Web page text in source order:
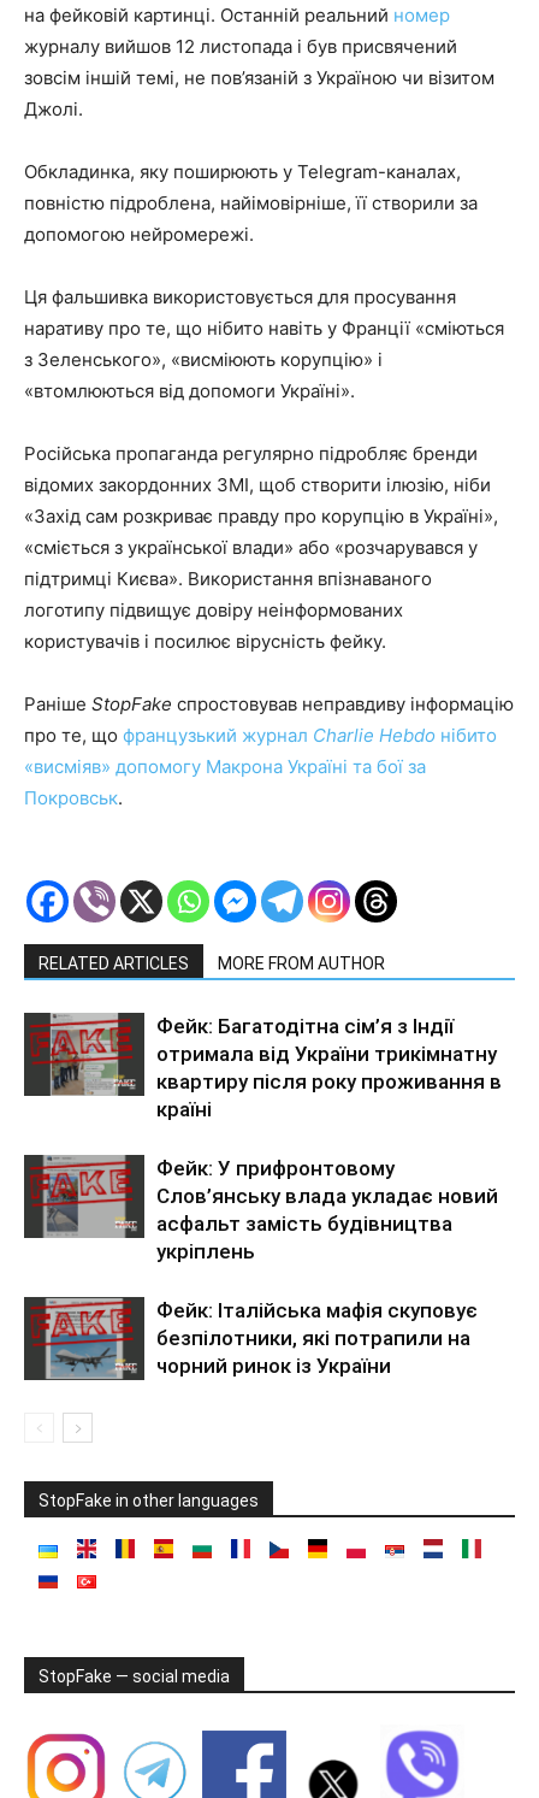
на фейковій картинці. Останній реальний номер
журналу вийшов 12 листопада і був присвячений
зовсім іншій темі, не пов’язаній з Україною чи візитом
Джолі.
Обкладинка, яку поширюють у Telegram-каналах,
повністю підроблена, найімовірніше, її створили за
допомогою нейромережі.
Ця фальшивка використовується для просування
наративу про те, що нібито навіть у Франції «сміються
з Зеленського», «висміюють корупцію» і
«втомлюються від допомоги Україні».
Російська пропаганда регулярно підробляє бренди
відомих закордонних ЗМІ, щоб створити ілюзію, ніби
«Захід сам розкриває правду про корупцію в Україні»,
«сміється з української влади» або «розчарувався у
підтримці Києва». Використання впізнаваного
логотипу підвищує довіру неінформованих
користувачів і посилює вірусність фейку.
Раніше StopFake спростовував неправдиву інформацію
про те, що французький журнал Charlie Hebdo нібито
«висміяв» допомогу Макрона Україні та бої за
Покровськ.
RELATED ARTICLES MORE FROM AUTHOR
Фейк: Багатодітна сім’я з Індії
отримала від України трикімнатну
квартиру після року проживання в
країні
Фейк: У прифронтовому
Слов’янську влада укладає новий
асфальт замість будівництва
укріплень
Фейк: Італійська мафія скуповує
безпілотники, які потрапили на
чорний ринок із України
StopFake in other languages
StopFake — social media